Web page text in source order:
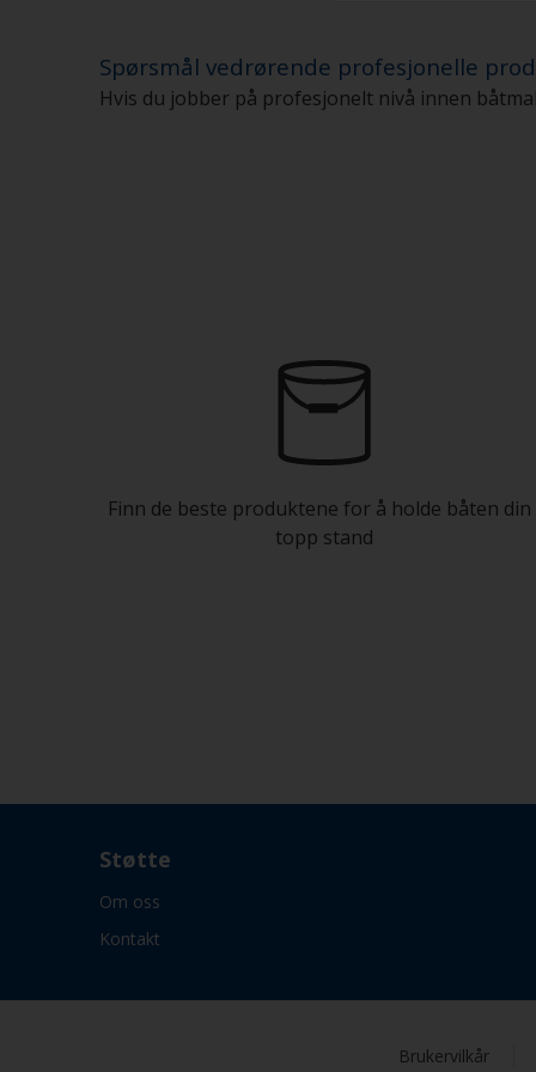
Spørsmål vedrørende profesjonelle
Hvis du jobber på profesjonelt nivå innen
Finn de beste produktene for å holde båten din
topp stand
Støtte
Om oss
Kontakt
Brukervilkår